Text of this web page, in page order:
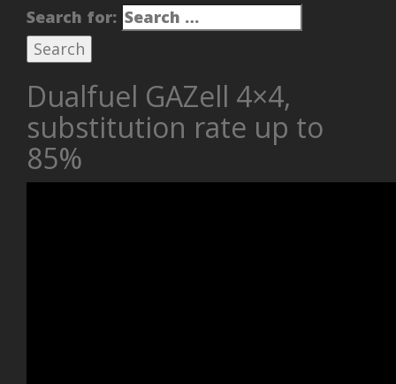
Search for:
Dualfuel GAZell 4×4,
substitution rate up to
85%